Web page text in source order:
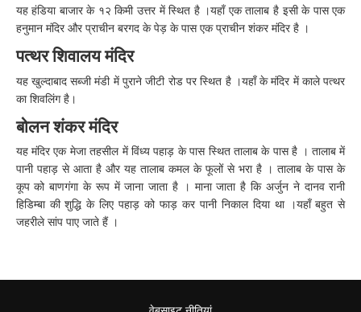
यह हंडिया बाजार के १२ किमी उत्तर में स्थित है ।यहाँ एक तालाब है इसी के पास एक
हनुमान मंदिर और प्राचीन बरगद के पेड़ के पास एक प्राचीन शंकर मंदिर है ।
पत्थर शिवालय मंदिर
यह खुल्दाबाद सब्जी मंडी में पुराने जीटी रोड पर स्थित है ।यहाँ के मंदिर में काले पत्थर
का शिवलिंग है।
बोलन शंकर मंदिर
यह मंदिर एक मेजा तहसील में विंध्य पहाड़ के पास स्थित तालाब के पास है । तालाब में
पानी पहाड़ से आता है और यह तालाब कमल के फूलों से भरा है । तालाब के पास के
कूप को बाणगंगा के रूप में जाना जाता है । माना जाता है कि अर्जुन ने दानव रानी
हिडिम्बा की शुद्धि के लिए पहाड़ को फाड़ कर पानी निकाल दिया था ।यहाँ बहुत से
जहरीले सांप पाए जाते हैं ।